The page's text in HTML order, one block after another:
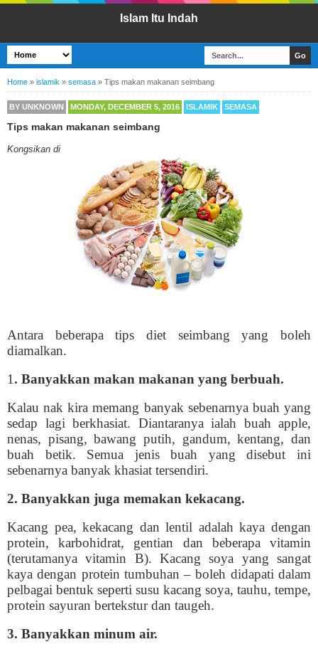
Islam Itu Indah
Home » islamik » semasa » Tips makan makanan seimbang
BY UNKNOWN MONDAY, DECEMBER 5, 2016 ISLAMIK SEMASA
Tips makan makanan seimbang
Kongsikan di
Antara beberapa tips diet
seimbang yang boleh
diamalkan.
1. Banyakkan makan makanan yang berbuah.
Kalau nak kira memang banyak sebenarnya buah yang
sedap lagi berkhasiat. Diantaranya ialah buah apple,
nenas, pisang, bawang putih, gandum, kentang, dan
buah betik. Semua jenis buah yang disebut ini
sebenarnya banyak khasiat tersendiri.
2. Banyakkan juga memakan kekacang.
Kacang pea, kekacang dan lentil adalah kaya dengan
protein, karbohidrat, gentian dan beberapa vitamin
(terutamanya vitamin B). Kacang soya yang sangat
kaya dengan protein tumbuhan – boleh didapati dalam
pelbagai bentuk seperti susu kacang soya, tauhu, tempe,
protein sayuran bertekstur dan taugeh.
3. Banyakkan minum air.